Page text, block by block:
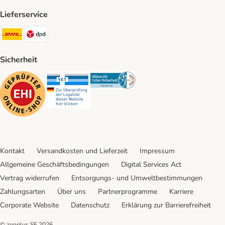
Lieferservice
DHL Shipping Method
Sicherheit
Security Security Security
Kontakt Versandkosten und Lieferzeit
Impressum
Allgemeine Geschäftsbedingungen
Digital Services Act
Vertrag widerrufen
Entsorgungs- und Umweltbestimmungen
Zahlungsarten
Über uns Partnerprogramme
Karriere
Corporate Website
Datenschutz Erklärung zur Barrierefreiheit